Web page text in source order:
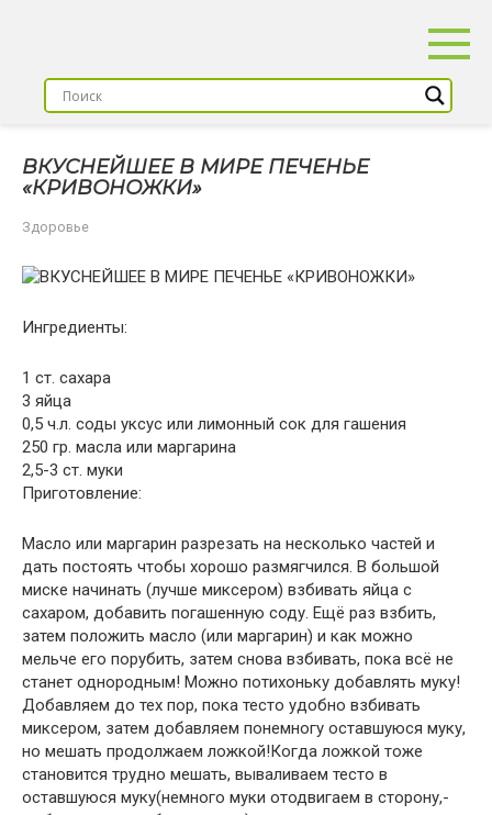
ВКУСНЕЙШЕЕ В МИРЕ ПЕЧЕНЬЕ
«КРИВОНОЖКИ»
Здоровье
Ингредиенты:
1 ст. сахара
3 яйца
0,5 ч.л. соды уксус или лимонный сок для гашения
250 гр. масла или маргарина
2,5-3 ст. муки
Приготовление:
Масло или маргарин разрезать на несколько частей и
дать постоять чтобы хорошо размягчился. В большой
миске начинать (лучше миксером) взбивать яйца с
сахаром, добавить погашенную соду. Ещё раз взбить,
затем положить масло (или маргарин) и как можно
мельче его порубить, затем снова взбивать, пока всё не
станет однородным! Можно потихоньку добавлять муку!
Добавляем до тех пор, пока тесто удобно взбивать
миксером, затем добавляем понемногу оставшуюся муку,
но мешать продолжаем ложкой!Когда ложкой тоже
становится трудно мешать, вываливаем тесто в
оставшуюся муку(немного муки отодвигаем в сторону,-